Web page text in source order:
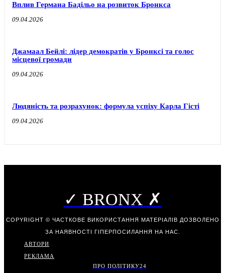
Вплив Германа Бадільо на розвиток Бронкса
09.04.2026
Джамаал Бейлі: лідер демократів у Бронксі та голос
місцевої громади
09.04.2026
Людяність та розрахунок: формула успіху Карла Гісті
09.04.2026
✓ BRONX ✗
COPYRIGHT © ЧАСТКОВЕ ВИКОРИСТАННЯ МАТЕРІАЛІВ ДОЗВОЛЕНО
ЗА НАЯВНОСТІ ГІПЕРПОСИЛАННЯ НА НАС.
АВТОРИ
РЕКЛАМА
ПРО ПОЛІТИКУ24